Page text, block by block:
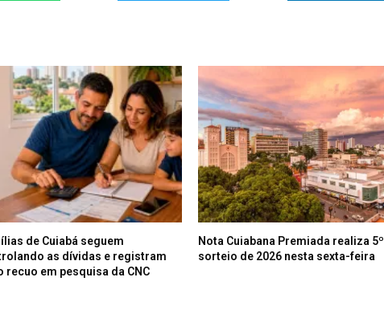
de Cuiabá seguem
as dívidas e registram
recuo em pesquisa da CNC
Nota Cuiabana Premiada realiza 5º
sorteio de 2026 nesta sexta-feira